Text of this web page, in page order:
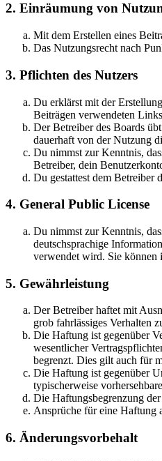
2. Einräumung von
Mit dem Erstellen eines
Das Nutzungsrecht nach
3. Pflichten des Nutzers
Du erklärst mit der
Beiträgen verwendeten
Der Betreiber des Boards
dauerhaft von der Nutzung
Du nimmst zur Kenntnis,
Betreiber, dein
Du gestattest dem Betreiber
4. General Public License
Du nimmst zur Kenntnis,
deutschsprachige
verwendet wird. Sie können
5. Gewährleistung
Der Betreiber haftet mit
grob fahrlässiges Verhalten
Die Haftung ist gegenüber
wesentlicher
begrenzt. Dies gilt auch für
Die Haftung ist gegenüber
typischerweise
Die Haftungsbegrenzung
Ansprüche für eine Haftung
6. Änderungsvorbehalt